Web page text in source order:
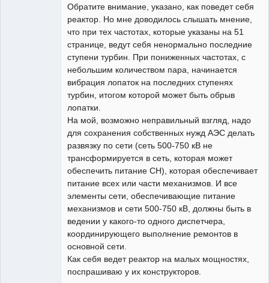
Обратите внимание, указано, как поведет себя
реактор. Но мне доводилось слышать мнение,
что при тех частотах, которые указаны на 51
странице, ведут себя ненормально последние
ступени турбин. При пониженных частотах, с
небольшим количеством пара, начинается
вибрация лопаток на последних ступенях
турбин, итогом которой может быть обрыв
лопатки.
На мой, возможно неправильный взгляд, надо
для сохранения собственных нужд АЭС делать
развязку по сети (сеть 500-750 кВ не
трансформируется в сеть, которая может
обеспечить питание СН), которая обеспечивает
питание всех или части механизмов. И все
элементы сети, обеспечивающие питание
механизмов и сети 500-750 кВ, должны быть в
ведении у какого-то одного диспетчера,
координирующего выполнение ремонтов в
основной сети.
Как себя ведет реактор на малых мощностях,
поспрашиваю у их конструкторов.